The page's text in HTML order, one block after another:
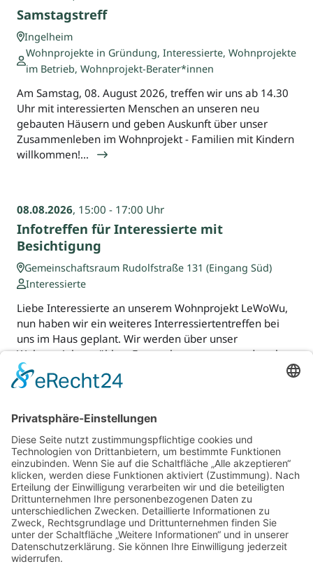
Samstagstreff
Ingelheim
Wohnprojekte in Gründung, Interessierte, Wohnprojekte
im Betrieb, Wohnprojekt-Berater*innen
Am Samstag, 08. August 2026, treffen wir uns ab 14.30
Uhr mit interessierten Menschen an unseren neu
gebauten Häusern und geben Auskunft über unser
Zusammenleben im Wohnprojekt - Familien mit Kindern
willkommen!…
08.08.2026, 15:00 - 17:00 Uhr
Infotreffen für Interessierte mit
Besichtigung
Gemeinschaftsraum Rudolfstraße 131 (Eingang Süd)
Interessierte
Liebe Interessierte an unserem Wohnprojekt LeWoWu,
nun haben wir ein weiteres Interressiertentreffen bei
uns im Haus geplant. Wir werden über unser
Wohnprojekt erzählen, Fragen beantworten und auch
eine kleine…
Für Beratende
Kontakt
Über uns